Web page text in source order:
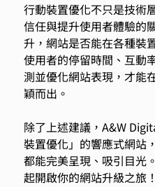
行動裝置優化不只是技術
信任與提升使用者體驗的
升，網站是否能在各種裝
使用者的停留時間、互動
測並優化網站表現，才能
穎而出。
除了上述建議，A&W
裝置優化」的響應式網站
都能完美呈現、吸引目光
起開啟你的網站升級之旅！